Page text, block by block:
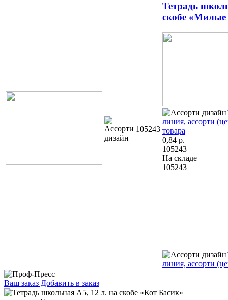
105243
Тетрадь
скобе «Милые
линия, ассорти
товара
0,84 р.
105243
На складе
105243
линия, ассорти
Ваш заказ Добавить в заказ
Тетрадь школьная А5, 12 л. на скобе «Кот Басик» 165×205 мм,